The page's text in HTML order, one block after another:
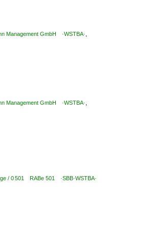
Management GmbH ·WSTBA·
Management GmbH ·WSTBA·
/ 0 501 RABe 501 ·SBB·WSTBA·